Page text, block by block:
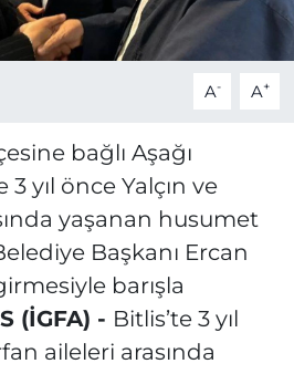
A- A+
bağlı Aşağı
yıl önce Yalçın ve
yaşanan husumet
Başkanı Ercan
barışla
(İGFA) - Bitlis’te 3 yıl
aileleri arasında